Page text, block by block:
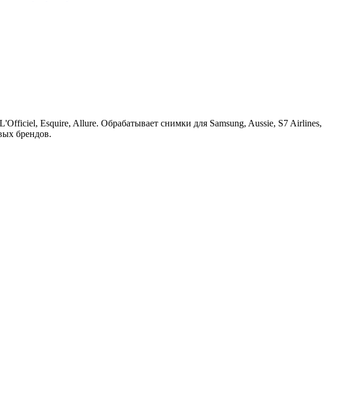
Esquire, Allure. Обрабатывает снимки для Samsung, Aussie, S7 Airlines,
брендов.